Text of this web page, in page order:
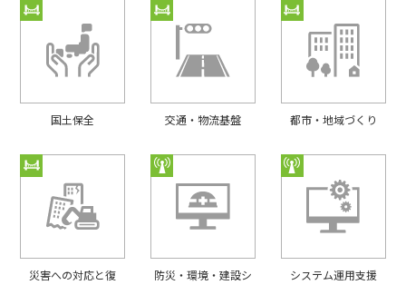
国⼟保全 交通・物流基盤 都市・地域づくり
災害への対応と復
防災・環境・建設シ
システム運用支援